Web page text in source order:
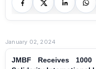
January 02, 2024
JMBF Receives